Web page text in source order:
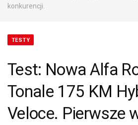
konkurencji.
TESTY
Test: Nowa Alfa
Tonale 175 KM
Veloce. Pierwsze